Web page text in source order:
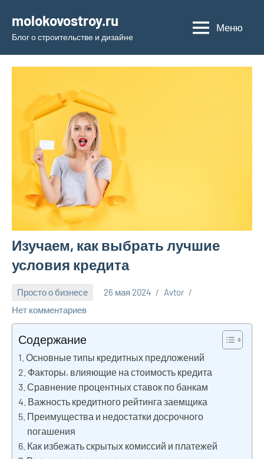
содержимому
molokovostroy.ru
Блог о строительстве и дизайне
Меню
Изучаем, как выбрать лучшие
условия кредита
Просто о бизнесе 26 мая 2024
Avtor
Нет комментариев
Содержание
Основные типы кредитных предложений
Факторы, влияющие на стоимость кредита
Сравнение процентных ставок по банкам
Важность кредитного рейтинга заемщика
Преимущества и недостатки досрочного
погашения
Как избежать скрытых комиссий и платежей